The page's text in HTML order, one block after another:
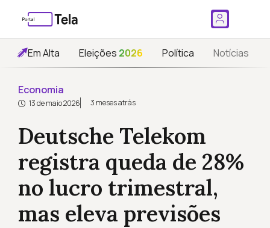
Em Alta Eleições 2026 Política Notícias
Economia
13 de maio 2026 3 meses atrás
Deutsche Telekom
registra queda de 28%
no lucro trimestral,
mas eleva previsões